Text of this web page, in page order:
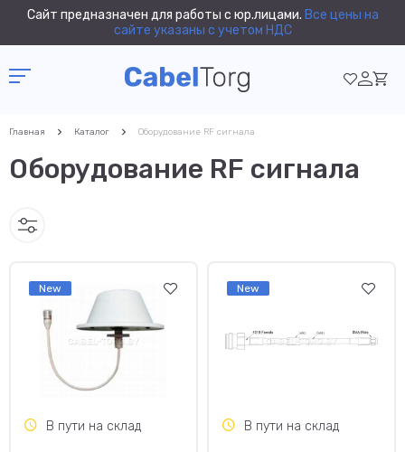
Сайт предназначен для работы с юр.лицами. Все цены на
сайте указаны с учетом НДС
Главная Каталог Оборудование RF сигнала
Оборудование RF сигнала
New
В пути на склад
New
В пути на склад